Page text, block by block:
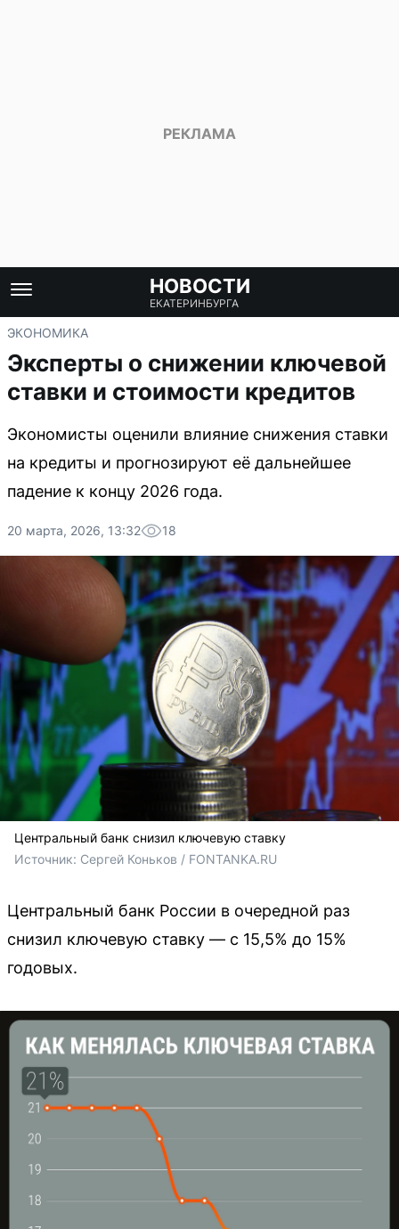
НОВОСТИ
ЕКАТЕРИНБУРГА
ЭКОНОМИКА
Эксперты о снижении ключевой
ставки и стоимости кредитов
Экономисты оценили влияние снижения ставки
на кредиты и прогнозируют её дальнейшее
падение к концу 2026 года.
20 марта, 2026, 13:32 18
Центральный банк снизил ключевую ставку
Источник: Сергей Коньков / FONTANKA.RU
Центральный банк России в очередной раз
снизил ключевую ставку — с 15,5% до 15%
годовых.